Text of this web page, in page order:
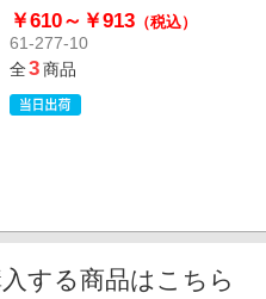
￥610～ ￥913 （税込）
61-277-10
全3商品
する商品はこちら